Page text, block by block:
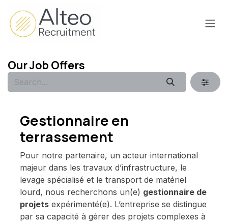
Skip to Content
Our Job Offers
Gestionnaire en
terrassement
Pour notre partenaire, un acteur international
majeur dans les travaux d’infrastructure, le
levage spécialisé et le transport de matériel
lourd, nous recherchons un(e) gestionnaire de
projets expérimenté(e). L’entreprise se distingue
par sa capacité à gérer des projets complexes à